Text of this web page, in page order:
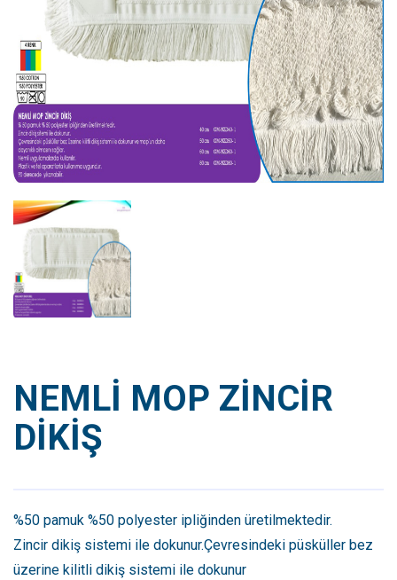
NEMLİ MOP ZİNCİR
DİKİŞ
%50 pamuk %50 polyester ipliğinden üretilmektedir.
Zincir dikiş sistemi ile dokunur.Çevresindeki püsküller bez
üzerine kilitli dikiş sistemi ile dokunur